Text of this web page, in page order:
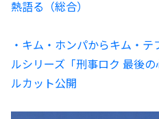
熱語る（総合）
・キム・ホンパからキム・
ルシリーズ「刑事ロク 最後
ルカット公開